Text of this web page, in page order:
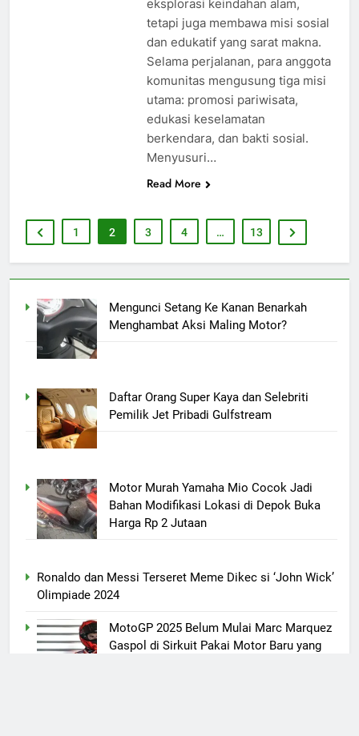
eksplorasi keindahan alam,
tetapi juga membawa misi sosial
dan edukatif yang sarat makna.
Selama perjalanan, para anggota
komunitas mengusung tiga misi
utama: promosi pariwisata,
edukasi keselamatan
berkendara, dan bakti sosial.
Menyusuri…
Read More
1 2 3 4 … 13
Mengunci Setang Ke Kanan Benarkah
Menghambat Aksi Maling Motor?
Daftar Orang Super Kaya dan Selebriti
Pemilik Jet Pribadi Gulfstream
Motor Murah Yamaha Mio Cocok Jadi
Bahan Modifikasi Lokasi di Depok Buka
Harga Rp 2 Jutaan
Ronaldo dan Messi Terseret Meme Dikec si ‘John Wick’
Olimpiade 2024
MotoGP 2025 Belum Mulai Marc Marquez
Gaspol di Sirkuit Pakai Motor Baru yang